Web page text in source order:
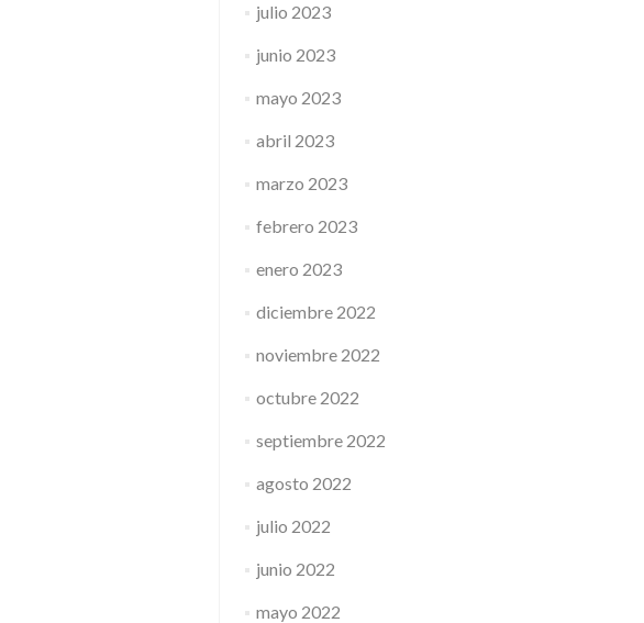
julio 2023
junio 2023
mayo 2023
abril 2023
marzo 2023
febrero 2023
enero 2023
diciembre 2022
noviembre 2022
octubre 2022
septiembre 2022
agosto 2022
julio 2022
junio 2022
mayo 2022